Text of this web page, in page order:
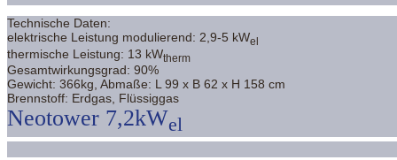
Technische Daten:
elektrische Leistung modulierend: 2,9-5 kWel
thermische Leistung: 13 kWtherm
Gesamtwirkungsgrad: 90%
Gewicht: 366kg, Abmaße: L 99 x B 62 x H 158 cm
Brennstoff: Erdgas, Flüssiggas
Neotower 7,2kWel